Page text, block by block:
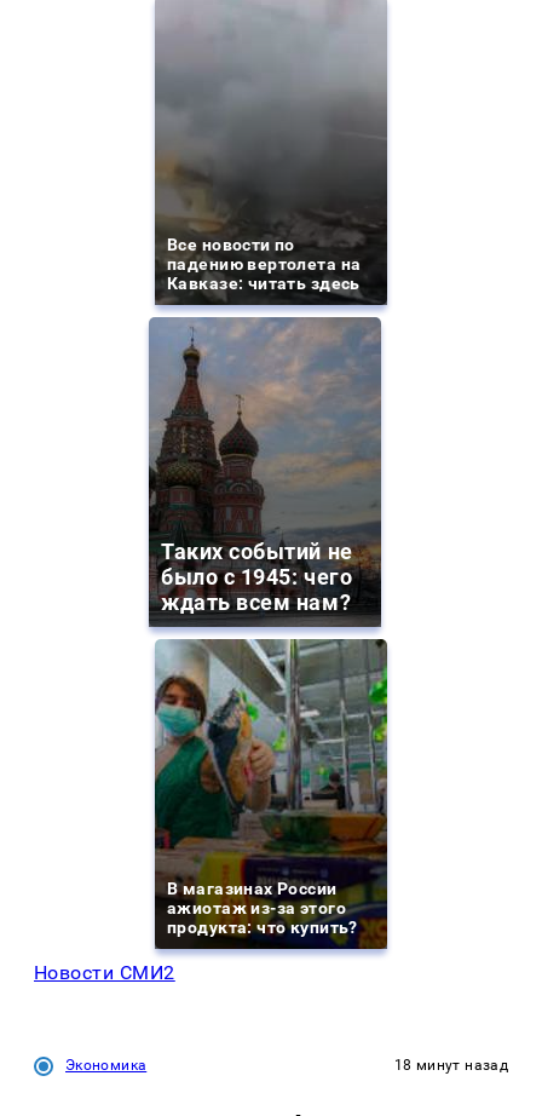
Все новости по
падению вертолета на
Кавказе: читать здесь
Таких событий не
было с 1945: чего
ждать всем нам?
В магазинах России
ажиотаж из-за этого
продукта: что купить?
Новости СМИ2
Экономика 18 минут назад